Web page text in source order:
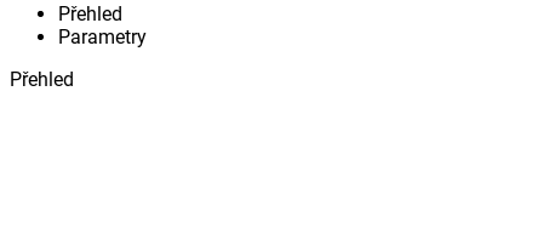
Přehled
Parametry
Přehled